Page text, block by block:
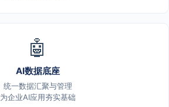
🤖
AI数据底座
统一数据汇聚与管理
为企业AI应用夯实基础